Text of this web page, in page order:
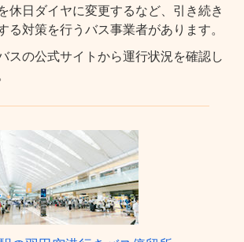
休日ダイヤに変更するなど、引き続き
る対策を行うバス事業者があります。
スの公式サイトから運行状況を確認し